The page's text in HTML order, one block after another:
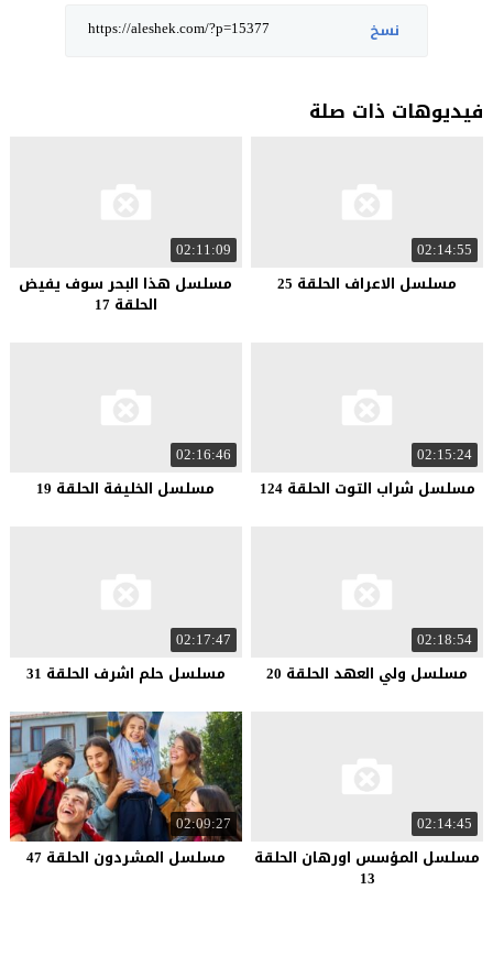
نسخ
فيديوهات ذات صلة
02:14:55
مسلسل الاعراف الحلقة 25
02:11:09
مسلسل هذا البحر سوف يفيض
الحلقة 17
02:15:24
مسلسل شراب التوت الحلقة 124
02:16:46
مسلسل الخليفة الحلقة 19
02:18:54
مسلسل ولي العهد الحلقة 20
02:17:47
مسلسل حلم اشرف الحلقة 31
02:14:45
مسلسل المؤسس اورهان الحلقة
13
02:09:27
مسلسل المشردون الحلقة 47